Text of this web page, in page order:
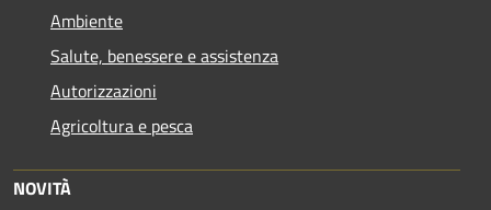
Ambiente
Salute, benessere e assistenza
Autorizzazioni
Agricoltura e pesca
NOVITÀ